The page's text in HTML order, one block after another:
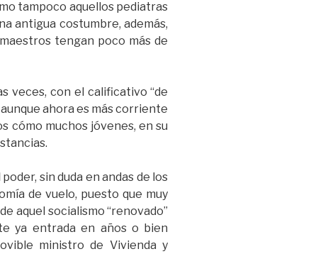
tampoco aquellos pediatras
antigua costumbre, además,
tengan poco más de
veces, con el calificativo “de
ahora es más corriente
cómo muchos jóvenes, en su
sin duda en andas de los
de vuelo, puesto que muy
aquel socialismo “renovado”
ya entrada en años o bien
ministro de Vivienda y